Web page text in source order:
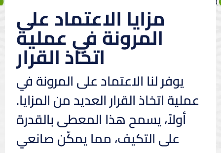
مزايا الاعتماد على
المرونة في عملية
اتخاذ القرار
يوفر لنا الاعتماد على المرونة في
عملية اتخاذ القرار العديد من المزايا.
أولاً، يسمح هذا المعطى بالقدرة
على التكيف، مما يمكّن صانعي